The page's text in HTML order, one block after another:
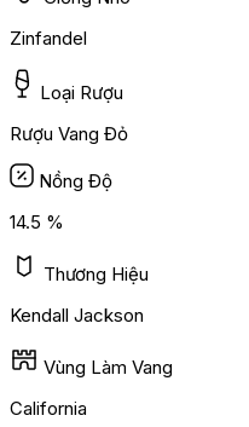
Zinfandel
Loại Rượu
Rượu Vang Đỏ
Nồng Độ
14.5 %
Thương Hiệu
Kendall Jackson
Vùng Làm Vang
California